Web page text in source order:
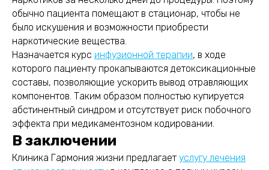
обычно пациента помещают в стационар, чтобы не
было искушения и возможности приобрести
наркотические вещества.
Назначается курс инфузионной терапии, в ходе
которого пациенту прокапываются детоксикационные
составы, позволяющие ускорить вывод отравляющих
компонентов. Таким образом полностью купируется
абстинентный синдром и отсутствует риск побочного
эффекта при медикаментозном кодировании.
В заключении
Клиника Гармония жизни предлагаетуслугу лечения